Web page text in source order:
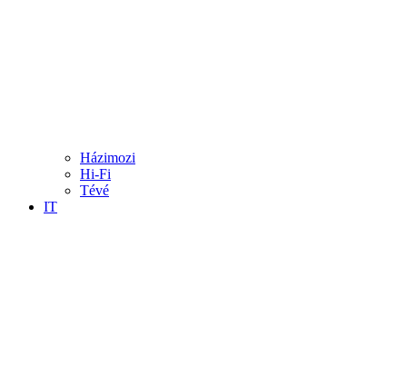
Házimozi
Hi-Fi
Tévé
IT